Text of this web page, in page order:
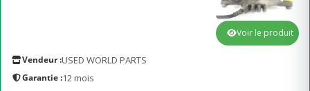
Vendeur :USED WORLD PARTS
Garantie :12 mois
Voir le produit